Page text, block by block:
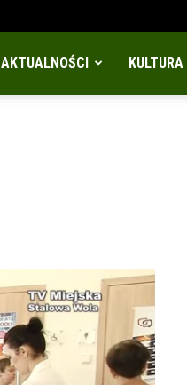
AKTUALNOŚCI KULTURA